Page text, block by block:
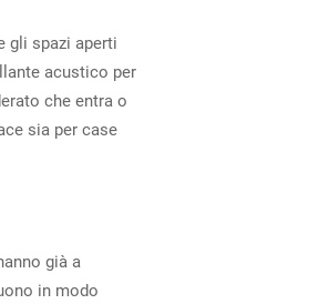
gli spazi aperti
acustico per
che entra o
sia per case
già a
in modo